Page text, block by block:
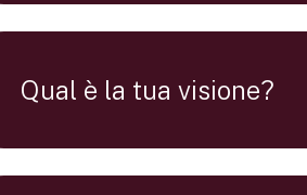
Qual è la tua visione?